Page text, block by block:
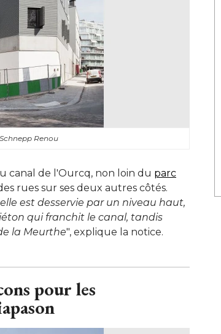
Renou
canal de l'Ourcq, non loin du parc
rues sur ses deux autres côtés.
est desservie par un niveau haut,
qui franchit le canal, tandis
la Meurthe", explique la notice.
pour les